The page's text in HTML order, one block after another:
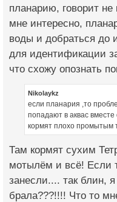
планарию, говорит не
мне интересно,
воды и добраться до
для идентификации
что схожу опознать
Nikolaykz
если планария ,то
попадают в аквас
кормят плохо промытым
Там кормят сухим
мотылём и всё! Если
занесли.... так блин,
брала???!!!! Что то